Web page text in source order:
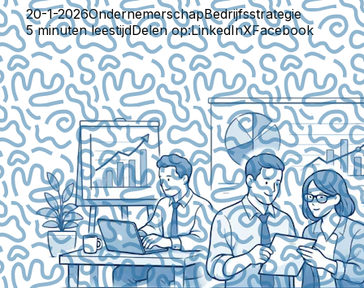
20-1-2026OndernemerschapBedrijfsstrategie
5 minuten leestijdDelen op:LinkedInXFacebook